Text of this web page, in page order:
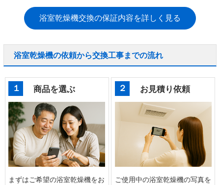
浴室乾燥機交換の保証内容を詳しく見る
浴室乾燥機の依頼から交換工事までの流れ
１ 商品を選ぶ
まずはご希望の浴室乾燥機をお
２ お見積り依頼
ご使用中の浴室乾燥機の写真を